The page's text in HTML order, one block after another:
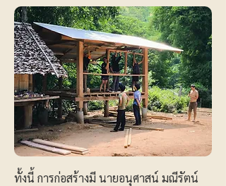
ทั้งนี้ การก่อสร้างมี นายอนุศาสน์ มณีรัตน์